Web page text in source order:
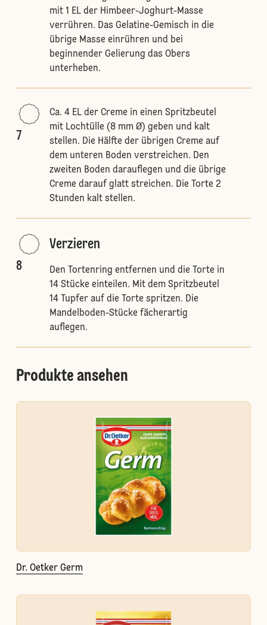
mit 1 EL der Himbeer-Joghurt-Masse
verrühren. Das Gelatine-Gemisch in die
übrige Masse einrühren und bei
beginnender Gelierung das Obers
unterheben.
7
Ca. 4 EL der Creme in einen Spritzbeutel
mit Lochtülle (8 mm Ø) geben und kalt
stellen. Die Hälfte der übrigen Creme auf
dem unteren Boden verstreichen. Den
zweiten Boden darauflegen und die übrige
Creme darauf glatt streichen. Die Torte 2
Stunden kalt stellen.
8
Verzieren
Den Tortenring entfernen und die Torte in
14 Stücke einteilen. Mit dem Spritzbeutel
14 Tupfer auf die Torte spritzen. Die
Mandelboden-Stücke fächerartig
auflegen.
Produkte ansehen
Dr. Oetker Germ